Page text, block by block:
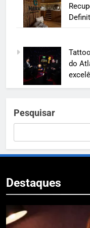
do
Pesquisar
Destaques